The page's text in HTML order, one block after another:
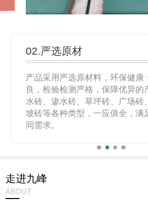
02.严选原材
产品采用严选原材料，环保健康
良，检验检测严格，保障优异的
水砖、渗水砖、草坪砖、广场砖
坡砖等各种类型，一应俱全，满
同需求。
走进九峰
ABOUT